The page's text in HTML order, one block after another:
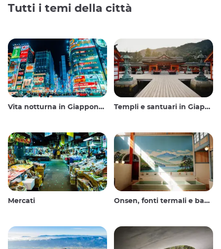
Tutti i temi della città
Vita notturna in Giappone: uscire, vedere e bere Templi e santuari in Giappone
Mercati Onsen, fonti termali e bagni pubblici